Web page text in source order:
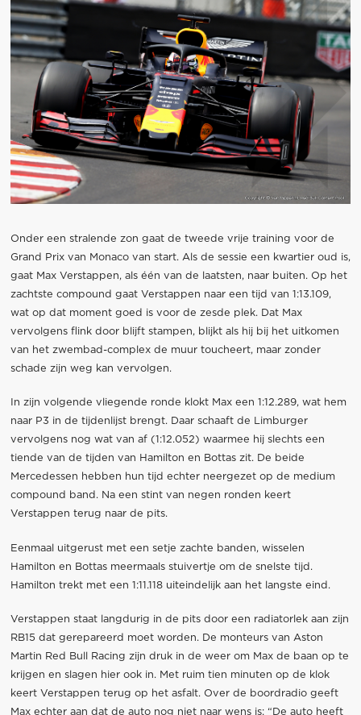
Onder een stralende zon gaat de tweede vrije training voor de
Grand Prix van Monaco van start. Als de sessie een kwartier oud is,
gaat Max Verstappen, als één van de laatsten, naar buiten. Op het
zachtste compound gaat Verstappen naar een tijd van 1:13.109,
wat op dat moment goed is voor de zesde plek. Dat Max
vervolgens flink door blijft stampen, blijkt als hij bij het uitkomen
van het zwembad-complex de muur toucheert, maar zonder
schade zijn weg kan vervolgen.
In zijn volgende vliegende ronde klokt Max een 1:12.289, wat hem
naar P3 in de tijdenlijst brengt. Daar schaaft de Limburger
vervolgens nog wat van af (1:12.052) waarmee hij slechts een
tiende van de tijden van Hamilton en Bottas zit. De beide
Mercedessen hebben hun tijd echter neergezet op de medium
compound band. Na een stint van negen ronden keert
Verstappen terug naar de pits.
Eenmaal uitgerust met een setje zachte banden, wisselen
Hamilton en Bottas meermaals stuivertje om de snelste tijd.
Hamilton trekt met een 1:11.118 uiteindelijk aan het langste eind.
Verstappen staat langdurig in de pits door een radiatorlek aan zijn
RB15 dat gerepareerd moet worden. De monteurs van Aston
Martin Red Bull Racing zijn druk in de weer om Max de baan op te
krijgen en slagen hier ook in. Met ruim tien minuten op de klok
keert Verstappen terug op het asfalt. Over de boordradio geeft
Max echter aan dat de auto nog niet naar wens is: “De auto heeft